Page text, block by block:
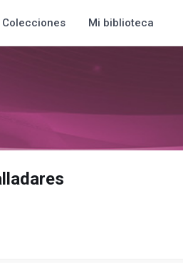
Colecciones Mi biblioteca